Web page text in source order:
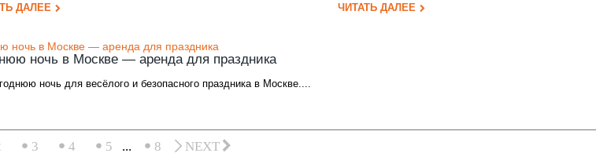
ДАЛЕЕ
ЧИТАТЬ ДАЛЕЕ
ночь в Москве — аренда для праздника
ночь для весёлого и безопасного праздника в Москве....
3 4 5 ... 8 NEXT